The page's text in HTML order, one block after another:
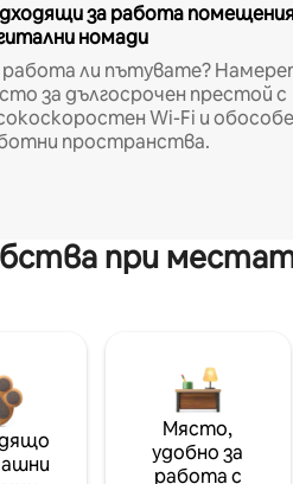
за работа
номади
ли пътувате?
за дългосрочен престой с
Wi-Fi и
пространства.
при
Място,
удобно за
работа с